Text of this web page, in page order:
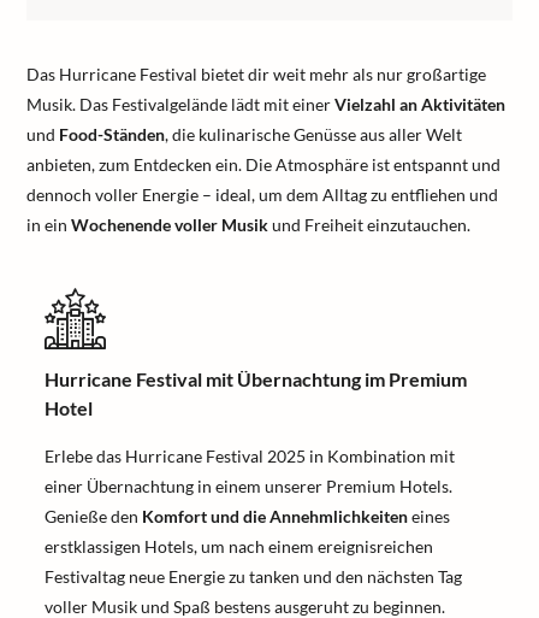
Das Hurricane Festival bietet dir weit mehr als nur großartige
Musik. Das Festivalgelände lädt mit einerVielzahl an Aktivitäten
und Food-Ständen, die kulinarische Genüsse aus aller Welt
anbieten, zum Entdecken ein. Die Atmosphäre ist entspannt und
dennoch voller Energie – ideal, um dem Alltag zu entfliehen und
in ein Wochenende voller Musikund Freiheit einzutauchen.
Hurricane Festival mit Übernachtung im Premium
Hotel
Erlebe das Hurricane Festival 2025 in Kombination mit
einer Übernachtung in einem unserer Premium Hotels.
Genieße den Komfort und die Annehmlichkeiteneines
erstklassigen Hotels, um nach einem ereignisreichen
Festivaltag neue Energie zu tanken und den nächsten Tag
voller Musik und Spaß bestens ausgeruht zu beginnen.